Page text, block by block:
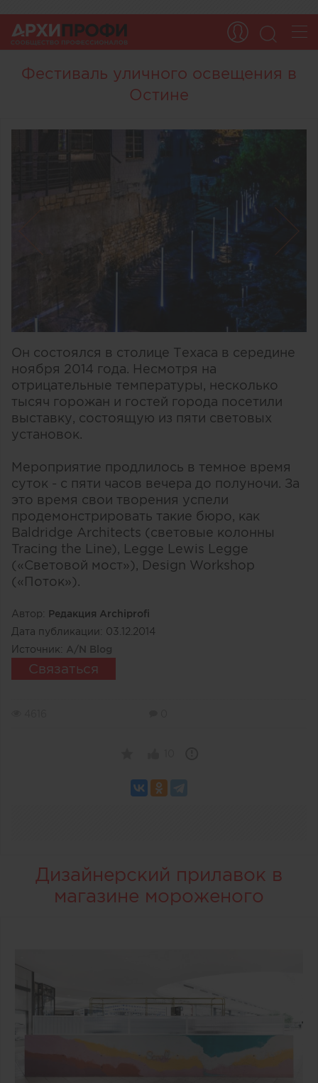
Фестиваль уличного освещения в
Остине
Он состоялся в столице Техаса в середине
ноября 2014 года. Несмотря на
отрицательные температуры, несколько
тысяч горожан и гостей города посетили
выставку, состоящую из пяти световых
установок.
Мероприятие продлилось в темное время
суток - с пяти часов вечера до полуночи. За
это время свои творения успели
продемонстрировать такие бюро, как
Baldridge Architects (световые колонны
Tracing the Line), Legge Lewis Legge
(«Световой мост»), Design Workshop
(«Поток»).
Автор: Редакция Archiprofi
Дата публикации: 03.12.2014
Источник: A/N Blog
Связаться
Дизайнерский прилавок в
магазине мороженого